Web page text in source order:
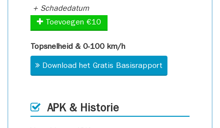
+ Schadedatum
Toevoegen €10
Topsnelheid & 0-100 km/h
Download het Gratis Basisrapport
APK & Historie